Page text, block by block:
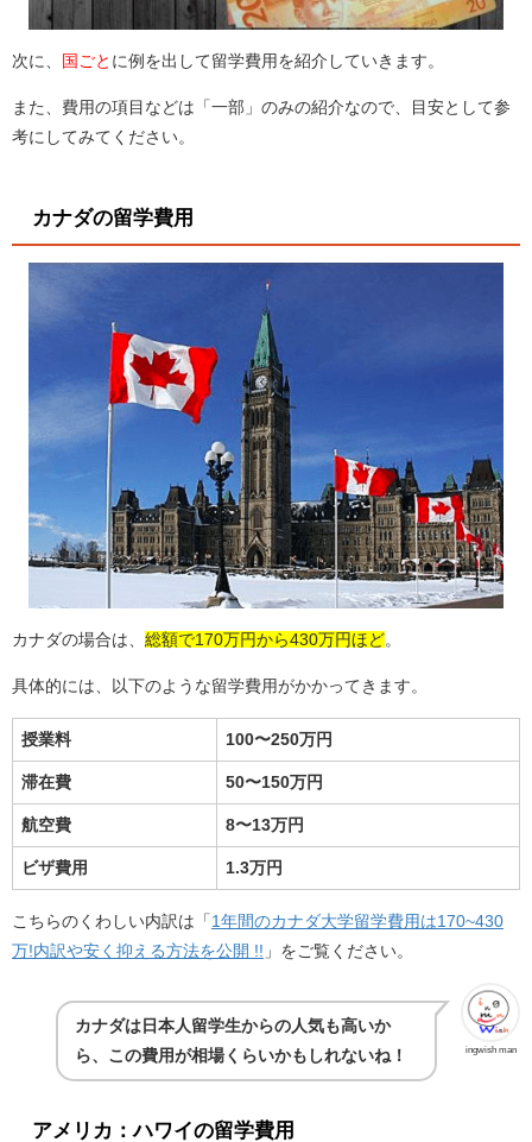
次に、 国ごと に例を出して留学費用を紹介していきます。
また、費用の項目などは「一部」のみの紹介なので、目安として参
考にしてみてください。
カナダの留学費用
カナダの場合は、 総額で170万円から430万円ほど
具体的には、以下のような留学費用がかかってきます。
授業料 100〜250万円
滞在費 50〜150万円
航空費 8〜13万円
ビザ費用 1.3万円
こちらのくわしい内訳は「 1年間のカナダ大学留学費用は170~430
万!内訳や安く抑える方法を公開 !! 」をご覧ください。
ingwish man
カナダは日本人留学生からの人気も高いか
ら、この費用が相場くらいかもしれないね！
アメリカ：ハワイの留学費用